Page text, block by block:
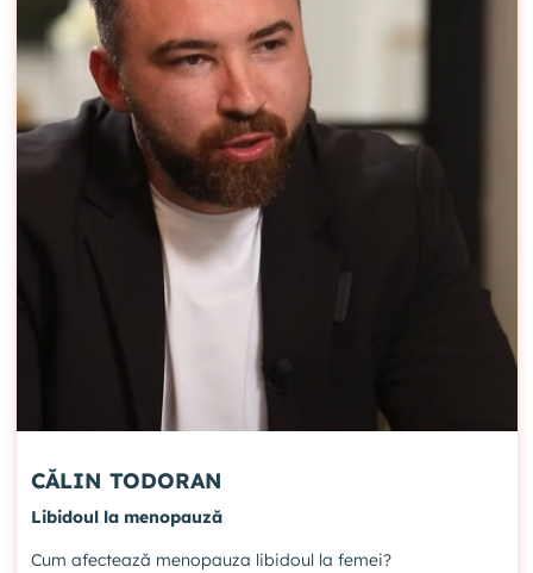
CĂLIN TODORAN
Libidoul la menopauză
Cum afectează menopauza libidoul la femei?